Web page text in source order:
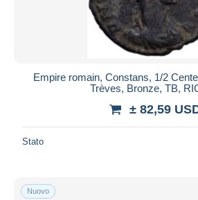
Empire romain, Constans, 1/2
Trèves, Bronze, TB,
± 82,59
Stato
Nuovo